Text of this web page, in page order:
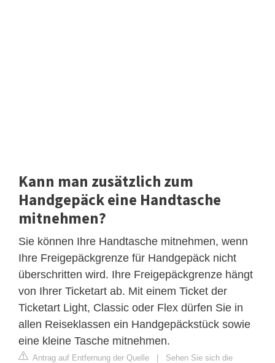
Kann man zusätzlich zum
Handgepäck eine Handtasche
mitnehmen?
Sie können Ihre Handtasche mitnehmen, wenn
Ihre Freigepäckgrenze für Handgepäck nicht
überschritten wird. Ihre Freigepäckgrenze hängt
von Ihrer Ticketart ab. Mit einem Ticket der
Ticketart Light, Classic oder Flex dürfen Sie in
allen Reiseklassen ein Handgepäckstück sowie
eine kleine Tasche mitnehmen.
Antrag auf Entfernung der Quelle | Sehen Sie sich die